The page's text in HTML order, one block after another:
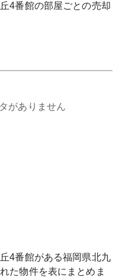
4番館の部屋ごとの売却
がありません
4番館がある福岡県北九
た物件を表にまとめま